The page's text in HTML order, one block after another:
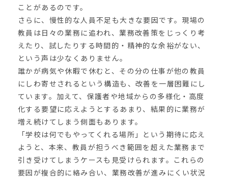
ことがあるのです。
さらに、慢性的な人員不足も大きな要因です。現場の
教員は日々の業務に追われ、業務改善策をじっくり考
えたり、試したりする時間的・精神的な余裕がない、
という声は少なくありません。
誰かが病気や休暇で休むと、その分の仕事が他の教員
にしわ寄せされるという構造も、改善を一層困難にし
ています。加えて、保護者や地域からの多様化・高度
化する要望に応えようとするあまり、結果的に業務が
増え続けてしまう側面もあります。
「学校は何でもやってくれる場所」という期待に応え
ようと、本来、教員が担うべき範囲を超えた業務まで
引き受けてしまうケースも見受けられます。これらの
要因が複合的に絡み合い、業務改善が進みにくい状況